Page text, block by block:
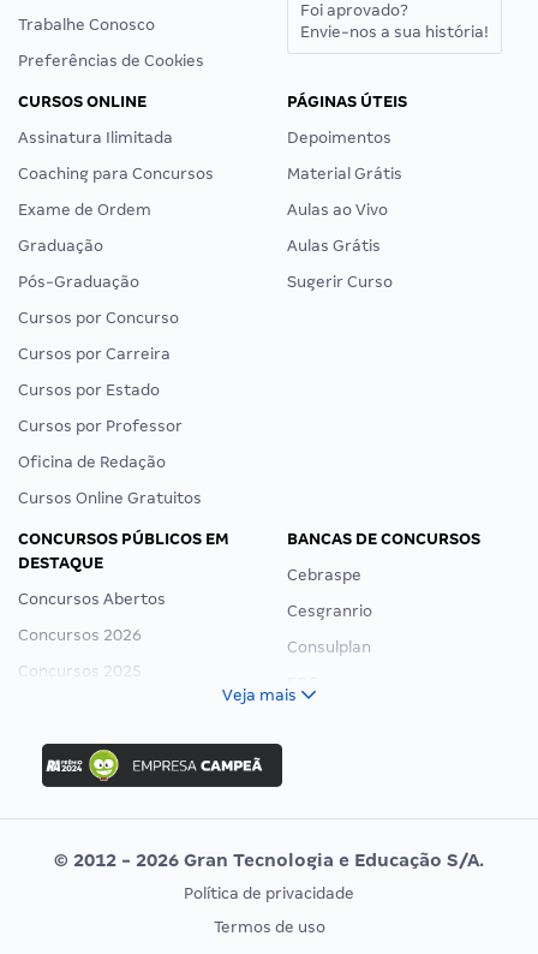
Trabalhe Conosco
Preferências de Cookies
Foi aprovado?
Envie-nos a sua história!
CURSOS ONLINE
Assinatura Ilimitada
Coaching para Concursos
Exame de Ordem
Graduação
Pós-Graduação
Cursos por Concurso
Cursos por Carreira
Cursos por Estado
Cursos por Professor
Oficina de Redação
Cursos Online Gratuitos
PÁGINAS ÚTEIS
Depoimentos
Material Grátis
Aulas ao Vivo
Aulas Grátis
Sugerir Curso
CONCURSOS PÚBLICOS EM
DESTAQUE
Concursos Abertos
Concursos 2026
Concursos 2025
Concurso Ibama
Concurso MPU
Editais publicados
BANCAS DE CONCURSOS
Cebraspe
Cesgranrio
Consulplan
Vunesp
CONCURSOS POR PROFISSÃO
EXAME DE ORDEM
Veja mais
© 2012 - 2026 Gran Tecnologia e Educação S/A.
Política de privacidade
Termos de uso